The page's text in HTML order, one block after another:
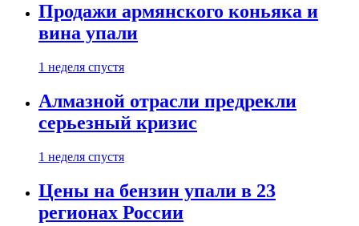
Продажи армянского коньяка и
вина упали
1 неделя спустя
Алмазной отрасли предрекли
серьезный кризис
1 неделя спустя
Цены на бензин упали в 23
регионах России